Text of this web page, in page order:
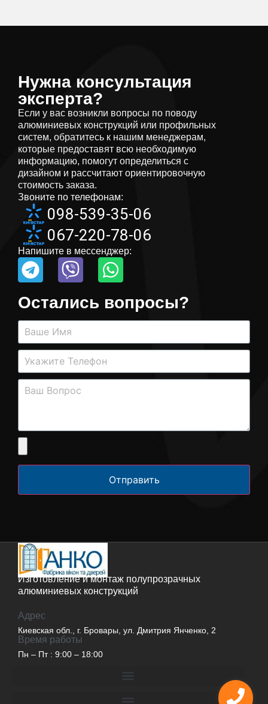
Нужна консультация
эксперта?
Если у вас возникли вопросы по поводу
алюминиевых конструкций или профильных
систем, обратитесь к нашим менеджерам,
которые предоставят всю необходимую
информацию, помогут определиться с
дизайном и рассчитают ориентировочную
стоимость заказа.
Звоните по телефонам:
098-539-35-06
067-220-78-06
Напишите в мессенджер:
Остались вопросы?
Отправить
Изготовление и монтаж полупрозрачных
алюминиевых конструкций
Адрес
Киевская обл., г. Бровары, ул. Дмитрия Янченко, 2
Время работы
Пн – Пт : 9:00 – 18:00